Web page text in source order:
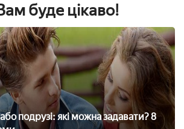
буде цікаво!
подрузі: які можна задавати? 8